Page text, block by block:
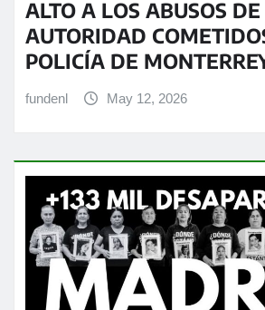
ALTO A LOS ABUSOS DE
AUTORIDAD
POLICÍA DE
fundenl May 12, 2026